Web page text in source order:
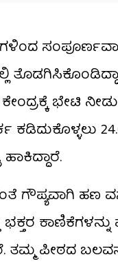
ಭೇಟಿ
ಕಡಿದುಕೊಳ್ಳಲು
ಗೌಪ್ಯವಾಗಿ ಹಣ
ತಮ್ಮ ಪೀಠದ